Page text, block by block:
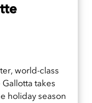
world-class
takes
holiday season